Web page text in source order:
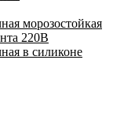
морозостойкая
220В
в силиконе